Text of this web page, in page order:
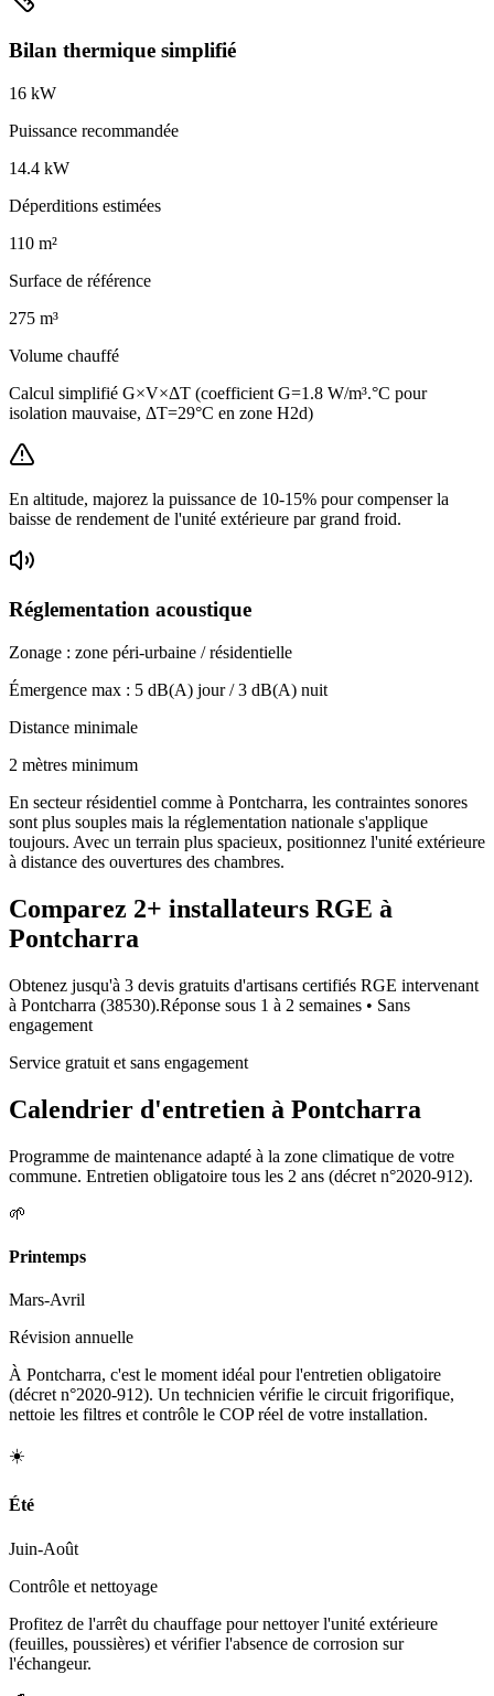
Bilan thermique simplifié
16 kW
Puissance recommandée
14.4 kW
Déperditions estimées
110 m²
Surface de référence
275 m³
Volume chauffé
Calcul simplifié G×V×ΔT (coefficient G=1.8 W/m³.°C pour
isolation mauvaise, ΔT=29°C en zone H2d)
En altitude, majorez la puissance de 10-15% pour compenser la
baisse de rendement de l'unité extérieure par grand froid.
Réglementation acoustique
Zonage : zone péri-urbaine / résidentielle
Émergence max : 5 dB(A) jour /3 dB(A) nuit
Distance minimale
2 mètres minimum
En secteur résidentiel comme à Pontcharra, les contraintes sonores
sont plus souples mais la réglementation nationale s'applique
toujours. Avec un terrain plus spacieux, positionnez l'unité extérieure
à distance des ouvertures des chambres.
Comparez 2+ installateurs RGE à
Pontcharra
Obtenez jusqu'à 3 devis gratuits d'artisans certifiés RGE intervenant
à Pontcharra (38530).Réponse sous 1 à 2 semaines • Sans
engagement
Service gratuit et sans engagement
Calendrier d'entretien à Pontcharra
Programme de maintenance adapté à la zone climatique de votre
commune. Entretien obligatoire tous les 2 ans (décret n°2020-912).
🌱
Printemps
Mars-Avril
Révision annuelle
À Pontcharra, c'est le moment idéal pour l'entretien obligatoire
(décret n°2020-912). Un technicien vérifie le circuit frigorifique,
nettoie les filtres et contrôle le COP réel de votre installation.
☀️
Été
Juin-Août
Contrôle et nettoyage
Profitez de l'arrêt du chauffage pour nettoyer l'unité extérieure
(feuilles, poussières) et vérifier l'absence de corrosion sur
l'échangeur.